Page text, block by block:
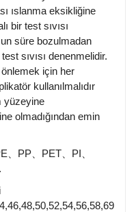
ıslanma eksikliğine
bir test sıvısı
süre bozulmadan
sıvısı denenmelidir.
için her
kullanılmalıdır
yüzeyine
olmadığından emin
、 PP、 PET、 PI、